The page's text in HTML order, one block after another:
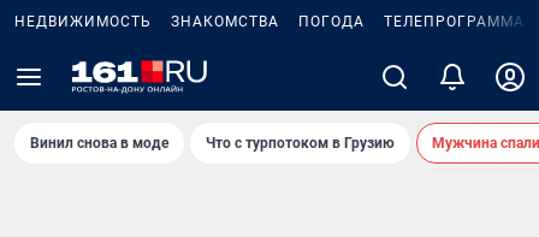
НЕДВИЖИМОСТЬ ЗНАКОМСТВА ПОГОДА ТЕЛЕПРОГРАММА
Винил снова в моде Что с турпотоком в Грузию Мужчина